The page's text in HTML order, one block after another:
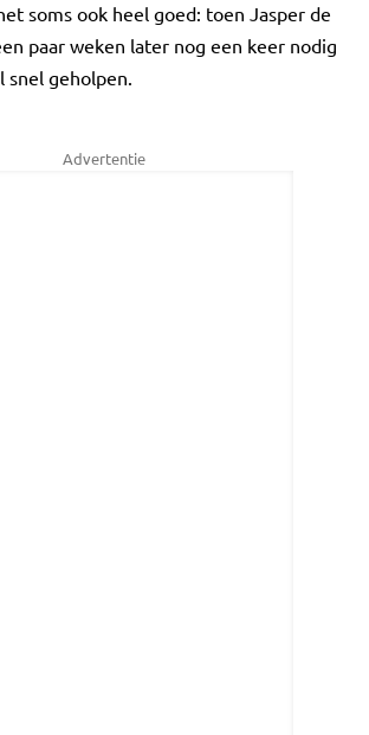
soms ook heel goed: toen Jasper de
paar weken later nog een keer nodig
snel geholpen.
Advertentie